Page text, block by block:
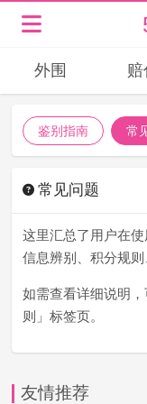
外围 赔
鉴别指南 常
常见问题
这里汇总了用户在
信息辨别、积分规则
如需查看详细说明
则」标签页。
友情推荐